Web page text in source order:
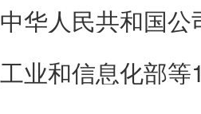
中华人民共和国公